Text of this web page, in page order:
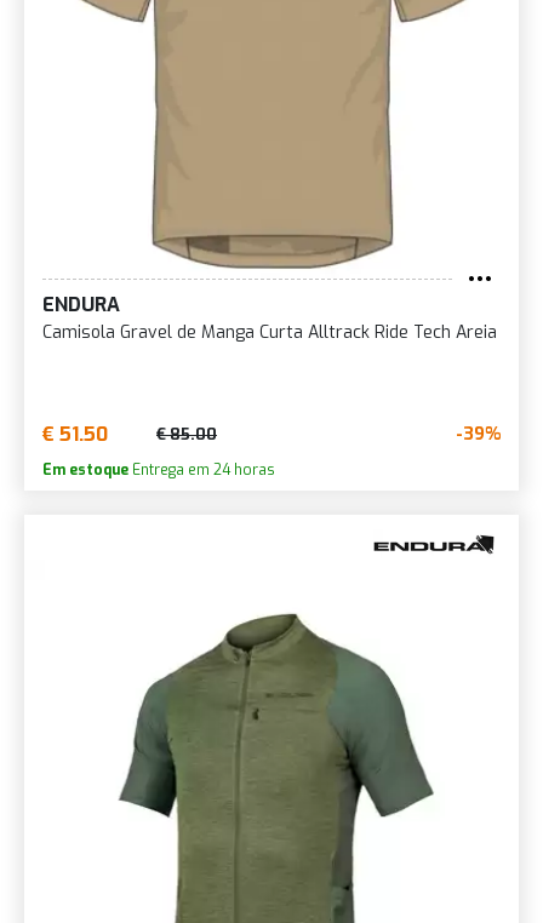
ENDURA
Camisola Gravel de Manga Curta Alltrack Ride Tech Areia
€ 51.50 € 85.00 -39%
Em estoque Entrega em 24 horas